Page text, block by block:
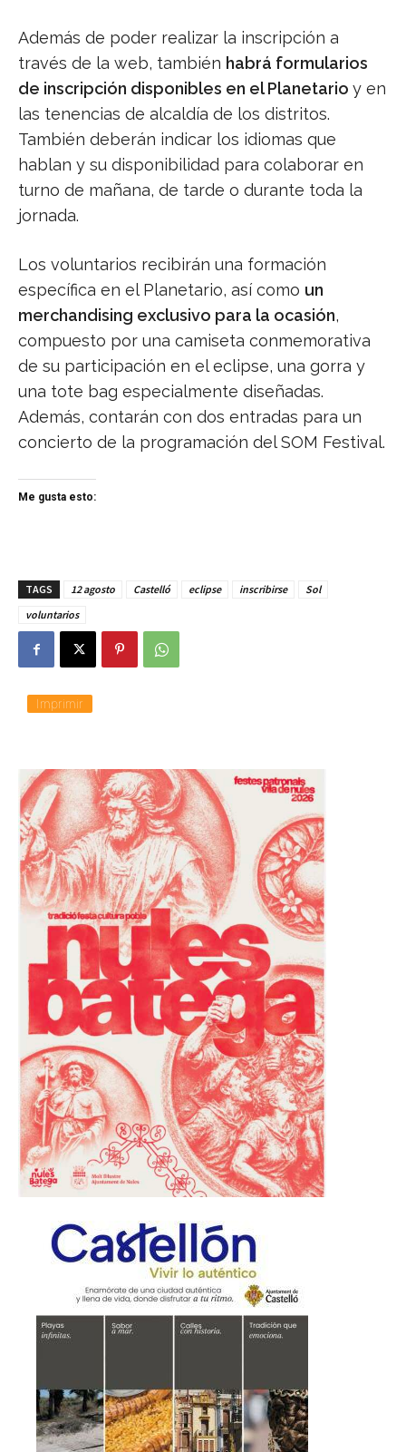
Además de poder realizar la inscripción a
través de la web, también habrá formularios
de inscripción disponibles en el Planetario y en
las tenencias de alcaldía de los distritos.
También deberán indicar los idiomas que
hablan y su disponibilidad para colaborar en
turno de mañana, de tarde o durante toda la
jornada.
Los voluntarios recibirán una formación
específica en el Planetario, así como un
merchandising exclusivo para la ocasión,
compuesto por una camiseta conmemorativa
de su participación en el eclipse, una gorra y
una tote bag especialmente diseñadas.
Además, contarán con dos entradas para un
concierto de la programación del SOM Festival.
Me gusta esto:
TAGS 12 agosto Castelló eclipse inscribirse
Sol
voluntarios
Imprimir